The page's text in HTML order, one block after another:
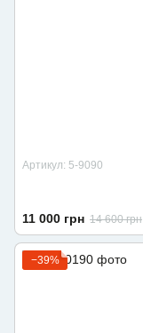
Артикул: 5-9090
11 000 грн 14 600 грн
−39%